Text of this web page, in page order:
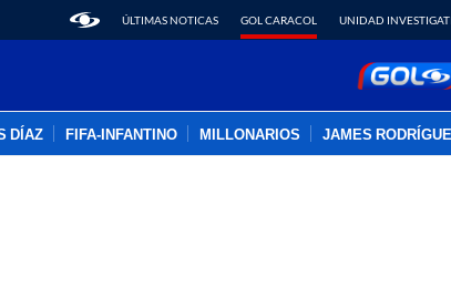
ÚLTIMAS NOTICAS GOL CARACOL UNIDAD
DÍAZ FIFA-INFANTINO MILLONARIOS JAMES